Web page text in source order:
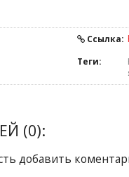
Ссылка:
Теги:
(0):
добавить